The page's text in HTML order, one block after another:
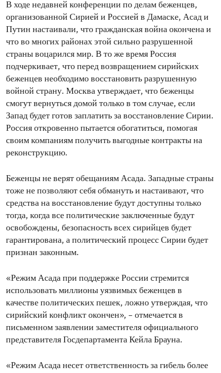
В ходе недавней конференции по делам беженцев,
организованной Сирией и Россией в Дамаске, Асад и
Путин настаивали, что гражданская война окончена и
что во многих районах этой сильно разрушенной
страны воцарился мир. В то же время Россия
подчеркивает, что перед возвращением сирийских
беженцев необходимо восстановить разрушенную
войной страну. Москва утверждает, что беженцы
смогут вернуться домой только в том случае, если
Запад будет готов заплатить за восстановление Сирии.
Россия откровенно пытается обогатиться, помогая
своим компаниям получить выгодные контракты на
реконструкцию.
Беженцы не верят обещаниям Асада. Западные страны
тоже не позволяют себя обмануть и настаивают, что
средства на восстановление будут доступны только
тогда, когда все политические заключенные будут
освобождены, безопасность всех сирийцев будет
гарантирована, а политический процесс Сирии будет
признан законным.
«Режим Асада при поддержке России стремится
использовать миллионы уязвимых беженцев в
качестве политических пешек, ложно утверждая, что
сирийский конфликт окончен», – отмечается в
письменном заявлении заместителя официального
представителя Госдепартамента Кейла Брауна.
«Режим Асада несет ответственность за гибель более